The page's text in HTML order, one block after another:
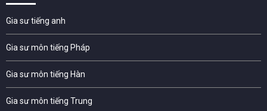
Gia sư tiếng anh
Gia sư môn tiếng Pháp
Gia sư môn tiếng Hàn
Gia sư môn tiếng Trung